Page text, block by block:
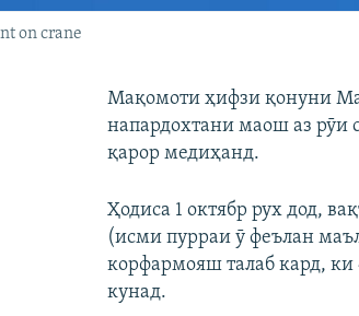
on crane
Мақомоти ҳифзи қонуни
напардохтани маош аз рӯи
қарор медиҳанд.
Ҳодиса 1 октябр рух дод,
(исми пурраи ӯ феълан
корфармояш талаб кард,
кунад.